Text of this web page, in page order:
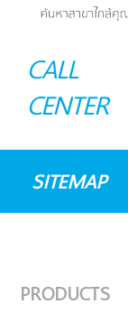
CALL
CENTER
SITEMAP
PRODUCTS